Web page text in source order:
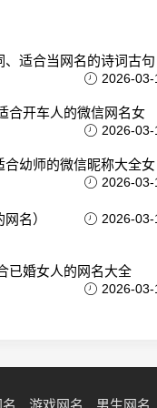
适合当网名的诗词古句
2026-03-
合开车人的微信网名女
2026-03-
幼师的微信昵称大全女
2026-03-
名） 2026-03-
已婚女人的网名大全
2026-03-
游戏网名 男生网名